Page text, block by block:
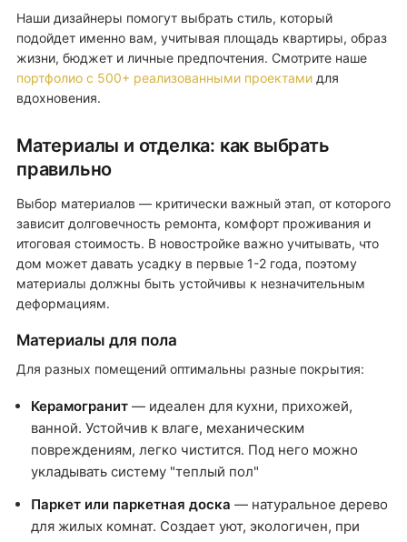
Наши дизайнеры помогут выбрать стиль, который
подойдет именно вам, учитывая площадь квартиры, образ
жизни, бюджет и личные предпочтения. Смотрите наше
портфолио с 500+ реализованными проектами для
вдохновения.
Материалы и отделка: как выбрать
правильно
Выбор материалов — критически важный этап, от которого
зависит долговечность ремонта, комфорт проживания и
итоговая стоимость. В новостройке важно учитывать, что
дом может давать усадку в первые 1-2 года, поэтому
материалы должны быть устойчивы к незначительным
деформациям.
Материалы для пола
Для разных помещений оптимальны разные покрытия:
Керамогранит — идеален для кухни, прихожей,
ванной. Устойчив к влаге, механическим
повреждениям, легко чистится. Под него можно
укладывать систему "теплый пол"
Паркет или паркетная доска — натуральное дерево
для жилых комнат. Создает уют, экологичен, при